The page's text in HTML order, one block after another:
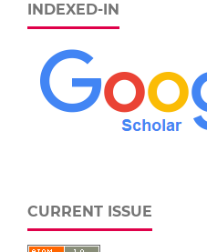
INDEXED-IN
CURRENT ISSUE